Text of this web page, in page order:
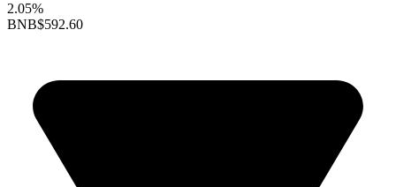
2.05%
BNB$592.60